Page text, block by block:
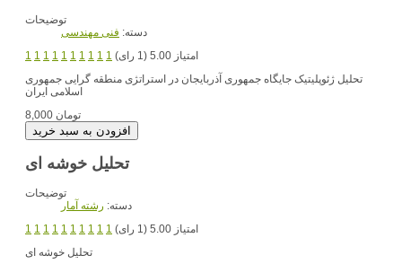
توضیحات
دسته: فنی مهندسی
1 1 1 1 1 1 1 1 1 1
امتیاز 5.00 (1 رای)
تحلیل ژئوپلیتیک جایگاه جمهوری آذربایجان در استراتژی منطقه گرایی جمهوری
اسلامی ایران
8,000 تومان
تحلیل خوشه ای
توضیحات
دسته: رشته آمار
1 1 1 1 1 1 1 1 1 1
امتیاز 5.00 (1 رای)